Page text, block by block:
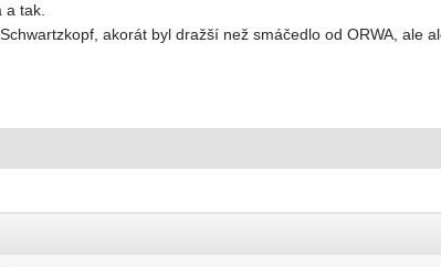
tak.
akorát byl dražší než smáčedlo od ORWA, ale